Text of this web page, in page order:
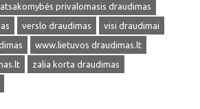
privalomasis draudimas
verslo draudimas
visi draudimai
www.lietuvos draudimas.lt
zalia korta draudimas